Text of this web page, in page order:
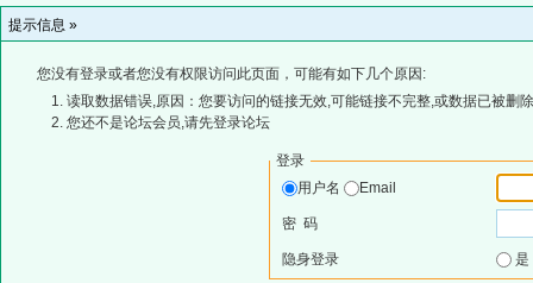
提示信息 »
您没有登录或者您没有权限访问此页面，可能有如下几个原因:
读取数据错误,原因：您要访问的链接无效,可能链接不完整,或数据已被删
您还不是论坛会员,请先登录论坛
登录
用户名
Email
密 码
隐身登录